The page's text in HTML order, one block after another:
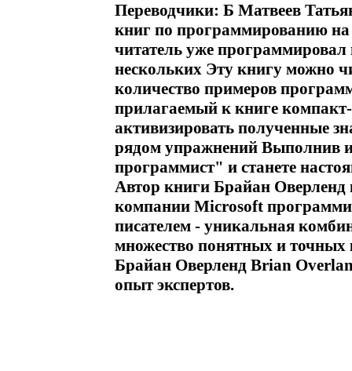
Переводчики: Б Матвеев
книг по программированию на
читатель уже
нескольких Эту книгу можно
количество примеров
прилагаемый к книге
активизировать полученные
рядом упражнений Выполнив
программист" и станете
Автор книги Брайан Оверленд
компании Microsoft
писателем - уникальная
множество понятных и
Брайан Оверленд Brian
опыт экспертов.